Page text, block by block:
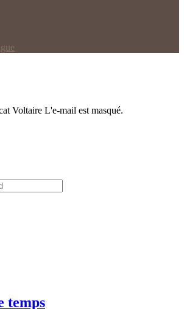
Voltaire L'e-mail est masqué.
temps